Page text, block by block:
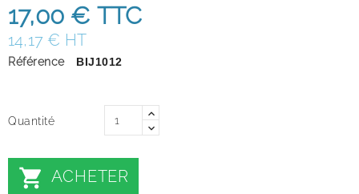
17,00 € TTC
14,17 € HT
Référence BIJ1012
Quantité
 ACHETER